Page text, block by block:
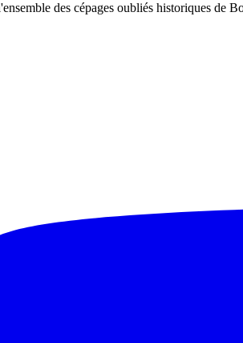
des cépages oubliés historiques de